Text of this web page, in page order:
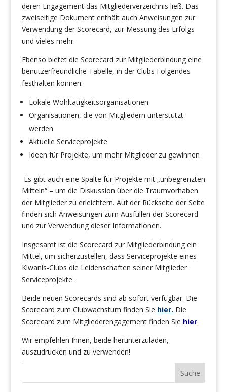
deren Engagement das Mitgliederverzeichnis ließ. Das
zweiseitige Dokument enthält auch Anweisungen zur
Verwendung der Scorecard, zur Messung des Erfolgs
und vieles mehr.
Ebenso bietet die Scorecard zur Mitgliederbindung eine
benutzerfreundliche Tabelle, in der Clubs Folgendes
festhalten können:
Lokale Wohltätigkeitsorganisationen
Organisationen, die von Mitgliedern unterstützt
werden
Aktuelle Serviceprojekte
Ideen für Projekte, um mehr Mitglieder zu gewinnen
Es gibt auch eine Spalte für Projekte mit „unbegrenzten
Mitteln“ – um die Diskussion über die Traumvorhaben
der Mitglieder zu erleichtern. Auf der Rückseite der Seite
finden sich Anweisungen zum Ausfüllen der Scorecard
und zur Verwendung dieser Informationen.
Insgesamt ist die Scorecard zur Mitgliederbindung ein
Mittel, um sicherzustellen, dass Serviceprojekte eines
Kiwanis-Clubs die Leidenschaften seiner Mitglieder
Serviceprojekte .
Beide neuen Scorecards sind ab sofort verfügbar. Die
Scorecard zum Clubwachstum finden Sie hier. Die
Scorecard zum Mitgliederengagement finden Sie hier
Wir empfehlen Ihnen, beide herunterzuladen,
auszudrucken und zu verwenden!
Suche